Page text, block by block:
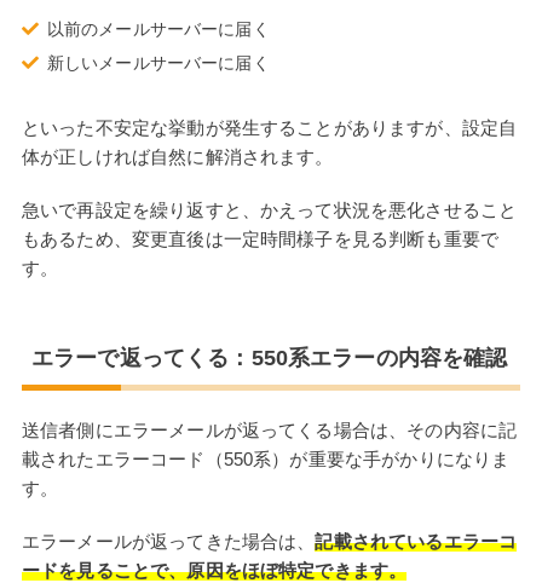
以前のメールサーバーに届く
新しいメールサーバーに届く
といった不安定な挙動が発生することがありますが、設定自
体が正しければ自然に解消されます。
急いで再設定を繰り返すと、かえって状況を悪化させること
もあるため、変更直後は一定時間様子を見る判断も重要で
す。
エラーで返ってくる：550系エラーの内容を確認
送信者側にエラーメールが返ってくる場合は、その内容に記
載されたエラーコード（550系）が重要な手がかりになりま
す。
エラーメールが返ってきた場合は、記載されているエラーコ
ードを見ることで、原因をほぼ特定できます。